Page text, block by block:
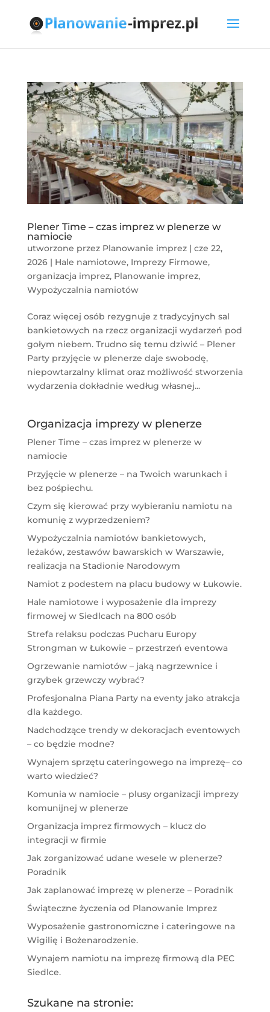
Plener Time – czas imprez w plenerze w
namiocie
utworzone przez Planowanie imprez| cze 22,
2026| Hale namiotowe, Imprezy Firmowe,
organizacja imprez, Planowanie imprez,
Wypożyczalnia namiotów
Coraz więcej osób rezygnuje z tradycyjnych sal
bankietowych na rzecz organizacji wydarzeń pod
gołym niebem. Trudno się temu dziwić – Plener
Party przyjęcie w plenerze daje swobodę,
niepowtarzalny klimat oraz możliwość stworzenia
wydarzenia dokładnie według własnej...
Organizacja imprezy w plenerze
Plener Time – czas imprez w plenerze w
namiocie
Przyjęcie w plenerze – na Twoich warunkach i
bez pośpiechu.
Czym się kierować przy wybieraniu namiotu na
komunię z wyprzedzeniem?
Wypożyczalnia namiotów bankietowych,
leżaków, zestawów bawarskich w Warszawie,
realizacja na Stadionie Narodowym
Namiot z podestem na placu budowy w Łukowie.
Hale namiotowe i wyposażenie dla imprezy
firmowej w Siedlcach na 800 osób
Strefa relaksu podczas Pucharu Europy
Strongman w Łukowie – przestrzeń eventowa
Ogrzewanie namiotów – jaką nagrzewnice i
grzybek grzewczy wybrać?
Profesjonalna Piana Party na eventy jako atrakcja
dla każdego.
Nadchodzące trendy w dekoracjach eventowych
– co będzie modne?
Wynajem sprzętu cateringowego na imprezę– co
warto wiedzieć?
Komunia w namiocie – plusy organizacji imprezy
komunijnej w plenerze
Organizacja imprez firmowych – klucz do
integracji w firmie
Jak zorganizować udane wesele w plenerze?
Poradnik
Jak zaplanować imprezę w plenerze – Poradnik
Świąteczne życzenia od Planowanie Imprez
Wyposażenie gastronomiczne i cateringowe na
Wigilię i Bożenarodzenie.
Wynajem namiotu na imprezę firmową dla PEC
Siedlce.
Szukane na stronie: